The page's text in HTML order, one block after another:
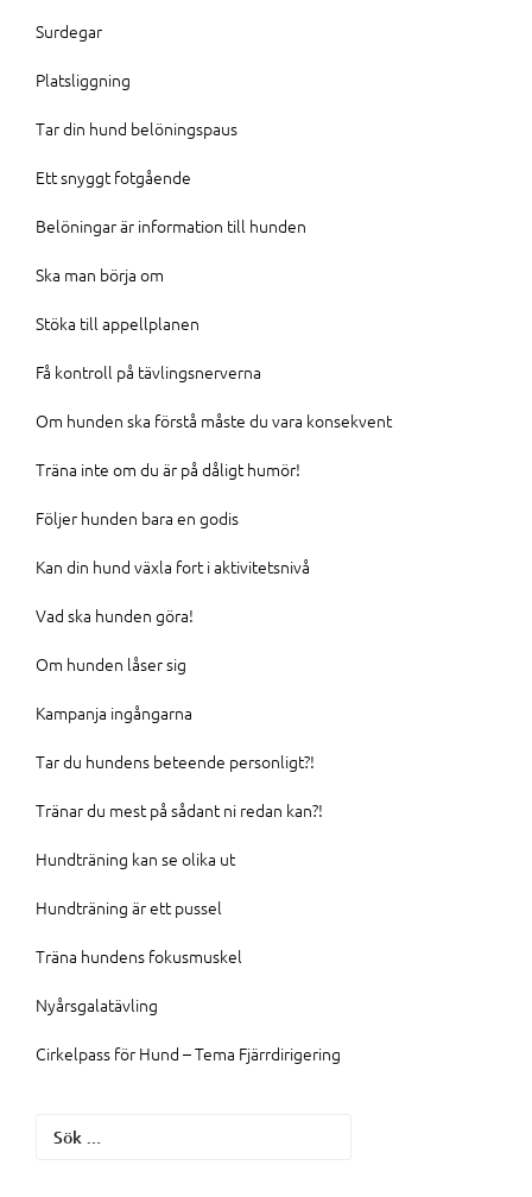
Surdegar
Platsliggning
Tar din hund belöningspaus
Ett snyggt fotgående
Belöningar är information till hunden
Ska man börja om
Stöka till appellplanen
Få kontroll på tävlingsnerverna
Om hunden ska förstå måste du vara konsekvent
Träna inte om du är på dåligt humör!
Följer hunden bara en godis
Kan din hund växla fort i aktivitetsnivå
Vad ska hunden göra!
Om hunden låser sig
Kampanja ingångarna
Tar du hundens beteende personligt?!
Tränar du mest på sådant ni redan kan?!
Hundträning kan se olika ut
Hundträning är ett pussel
Träna hundens fokusmuskel
Nyårsgalatävling
Cirkelpass för Hund – Tema Fjärrdirigering
Sök